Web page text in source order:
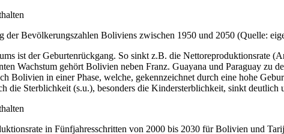
Bevölkerungszahlen Boliviens zwischen 1950 und 2050 (Quelle:
ist der Geburtenrückgang. So sinkt z.B. die Nettoreproduktionsrate
Wachstum gehört Bolivien neben Franz. Guayana und Paraguay zu
Bolivien in einer Phase, welche, gekennzeichnet durch eine hohe
die Sterblichkeit (s.u.), besonders die Kindersterblichkeit, sinkt deutlich
in Fünfjahresschritten von 2000 bis 2030 für Bolivien und